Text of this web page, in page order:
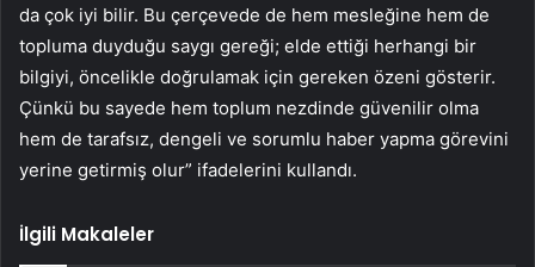
da çok iyi bilir. Bu çerçevede de hem mesleğine hem de
topluma duyduğu saygı gereği; elde ettiği herhangi bir
bilgiyi, öncelikle doğrulamak için gereken özeni gösterir.
Çünkü bu sayede hem toplum nezdinde güvenilir olma
hem de tarafsız, dengeli ve sorumlu haber yapma görevini
yerine getirmiş olur” ifadelerini kullandı.
İlgili Makaleler